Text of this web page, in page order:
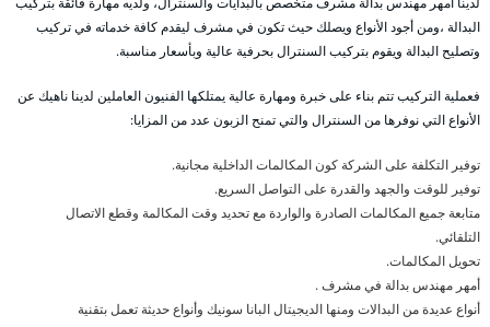
البدالة ،ومن أجود الأنواع ويصلك حيث تكون في مشرف ليقدم كافة خدماته في تركيب
وتصليح البدالة ويقوم بتركيب السنترال بحرفية عالية وبأسعار مناسبة.
فعملية التركيب تتم بناء على خبرة ومهارة عالية يمتلكها الفنيون العاملين لدينا ناهيك عن
الأنواع التي نوفرها من السنترال والتي تمنح الزبون عدد من المزايا:
توفير التكلفة على الشركة كون المكالمات الداخلية مجانية.
توفير للوقت والجهد والقدرة على التواصل السريع.
متابعة جميع المكالمات الصادرة والواردة مع تحديد وقت المكالمة وقطع الاتصال
التلقائي.
تحويل المكالمات.
أمهر مهندس بدالة في مشرف .
أنواع عديدة من البدالات ومنها الديجيتال البانا سونيك وأنواع حديثة تعمل بتقنية